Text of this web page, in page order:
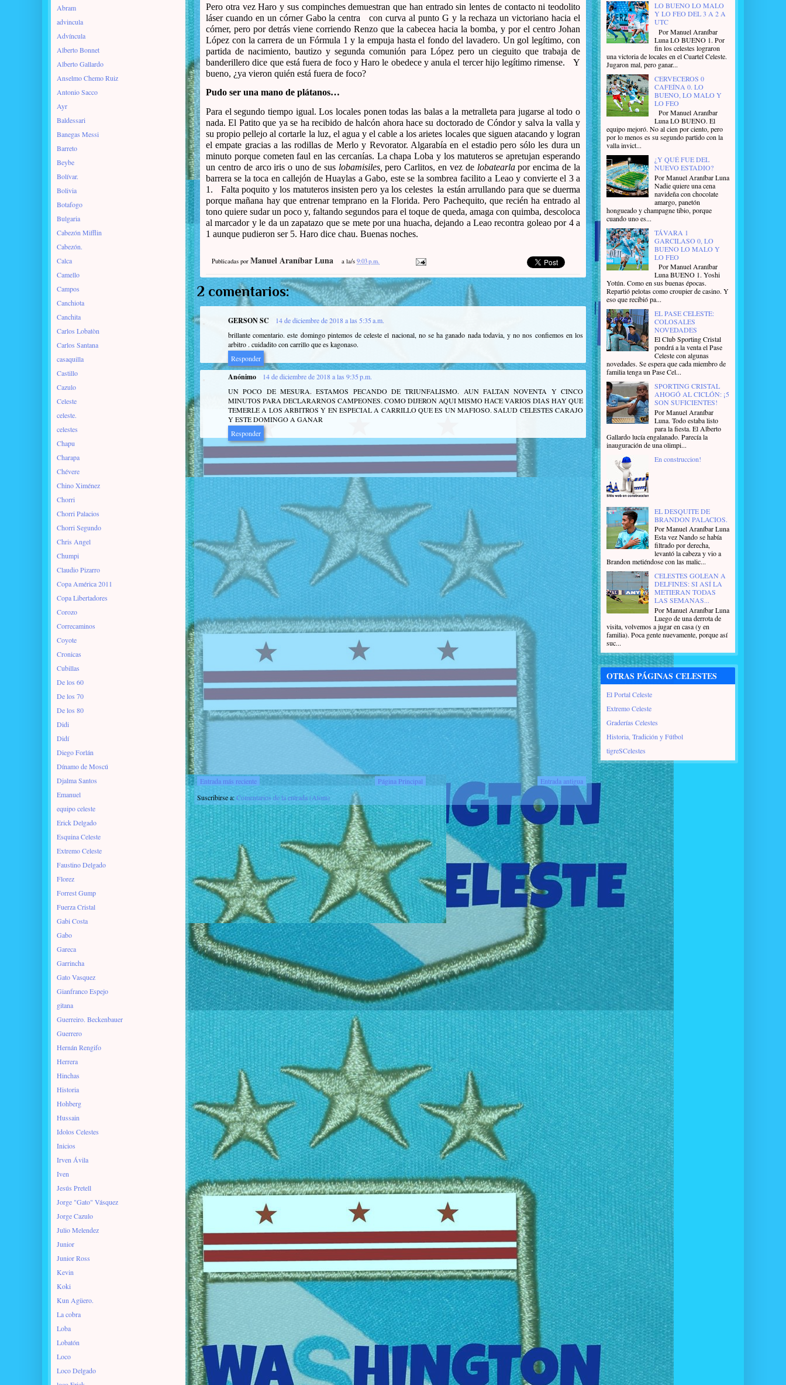
Pero otra vez Haro y sus compinches demuestran que han entrado sin lentes de contacto ni teodolito
láser cuando en un córner Gabo la centra
con curva al punto G y la rechaza un victoriano hacia el
córner, pero por detrás viene corriendo Renzo que la cabecea hacia la bomba, y por el centro Johan
López con la carrera de un Fórmula 1 y la empuja hasta el fondo del lavadero. Un gol legítimo, con
partida de nacimiento, bautizo y segunda comunión para López pero un cieguito que trabaja de
banderillero dice que está fuera de foco y Haro le obedece y anula el tercer hijo legítimo rimense.
Y
bueno, ¿ya vieron quién está fuera de foco?
Pudo ser una mano de plátanos…
Para el segundo tiempo igual. Los locales ponen todas las balas a la metralleta para jugarse al todo o
nada. El Patito que ya se ha recibido de halcón ahora hace su doctorado de Cóndor y salva la valla y
su propio pellejo al cortarle la luz, el agua y el cable a los arietes locales que siguen atacando y logran
el empate gracias a las rodillas de Merlo y Revorator. Algarabía en el estadio pero sólo les dura un
minuto porque cometen faul en las cercanías. La chapa Loba y los matuteros se apretujan esperando
un centro de arco iris o uno de sus lobamisiles, pero Carlitos, en vez de lobatearlapor encima de la
barrera se la toca en callejón de Huaylas a Gabo, este se la sombrea facilito a Leao y convierte el 3 a
1.
Falta poquito y los matuteros insisten pero ya los celestes la están arrullando para que se duerma
porque mañana hay que entrenar temprano en la Florida. Pero Pachequito, que recién ha entrado al
tono quiere sudar un poco y, faltando segundos para el toque de queda, amaga con quimba, descoloca
al marcador y le da un zapatazo que se mete por una huacha, dejando a Leao recontra goleao por 4 a
1 aunque pudieron ser 5. Haro dice chau. Buenas noches.
Publicadas por Manuel Araníbar Luna a la/s 9:03 p.m.
2 comentarios:
GERSON SC
14 de diciembre de 2018 a las 5:35 a.m.
brillante comentario. este domingo pintemos de celeste el nacional, no se ha ganado nada todavia, y no nos confiemos en los
arbitro . cuidadito con carrillo que es kagonaso.
Responder
Anónimo
14 de diciembre de 2018 a las 9:35 p.m.
UN POCO DE MESURA. ESTAMOS PECANDO DE TRIUNFALISMO. AUN FALTAN NOVENTA Y CINCO
MINUTOS PARA DECLARARNOS CAMPEONES. COMO DIJERON AQUI MISMO HACE VARIOS DIAS HAY QUE
TEMERLE A LOS ARBITROS Y EN ESPECIAL A CARRILLO QUE ES UN MAFIOSO. SALUD CELESTES CARAJO
Y ESTE DOMINGO A GANAR
Responder
Entrada más reciente Entrada antigua
Página Principal
Suscribirse a:Comentarios de la entrada (Atom)
Abram
advincula
Advíncula
Alberto Bonnet
Alberto Gallardo
Anselmo Chemo Ruiz
Antonio Sacco
Ayr
Baldessari
Banegas Messi
Barreto
Beybe
Bolívar.
Bolivia
Botafogo
Bulgaria
Cabezón Mifflin
Cabezón.
Calca
Camello
Campos
Canchiota
Canchita
Carlos Lobatòn
Carlos Santana
casaquilla
Castillo
Cazulo
Celeste
celeste.
celestes
Chapu
Charapa
Chévere
Chino Ximénez
Chorri
Chorri Palacios
Chorri Segundo
Chris Angel
Chumpi
Claudio Pizarro
Copa América 2011
Copa Libertadores
Corozo
Correcaminos
Coyote
Cronicas
Cubillas
De los 60
De los 70
De los 80
Didi
Didí
Diego Forlán
Dínamo de Moscú
Djalma Santos
Emanuel
equipo celeste
Erick Delgado
Esquina Celeste
Extremo Celeste
Faustino Delgado
Florez
Forrest Gump
Fuerza Cristal
Gabi Costa
Gabo
Gareca
Garrincha
Gato Vasquez
Gianfranco Espejo
gitana
Guerreiro. Beckenbauer
Guerrero
Hernán Rengifo
Herrera
Hinchas
Historia
Hohberg
Hussain
Idolos Celestes
Inicios
Irven Ávila
Iven
Jesús Pretell
Jorge "Gato" Vásquez
Jorge Cazulo
Julio Melendez
Junior
Junior Ross
Kevin
Koki
Kun Agüero.
La cobra
Loba
Lobatón
Loco
Loco Delgado
LO BUENO LO MALO
Y LO FEO DEL 3 A 2 A
UTC
Por Manuel Araníbar
Luna LO BUENO 1. Por
fin los celestes lograron
una victoria de locales en el Cuartel Celeste.
Jugaron mal, pero ganar...
CERVECEROS 0
CAFEÍNA 0. LO
BUENO, LO MALO Y
LO FEO
Por Manuel Araníbar
Luna LO BUENO. El
equipo mejoró. No al cien por ciento, pero
por lo menos es su segundo partido con la
valla invict...
¿Y QUÉ FUE DEL
NUEVO ESTADIO?
Por Manuel Araníbar Luna
Nadie quiere una cena
navideña con chocolate
amargo, panetón
hongueado y champagne tibio, porque
cuando uno es...
TÁVARA 1
GARCILASO 0, LO
BUENO LO MALO Y
LO FEO
Por Manuel Araníbar
Luna BUENO 1. Yoshi
Yotún. Como en sus buenas épocas.
Repartió pelotas como croupier de casino. Y
eso que recibió pa...
EL PASE CELESTE:
COLOSALES
NOVEDADES
El Club Sporting Cristal
pondrá a la venta el Pase
Celeste con algunas
novedades. Se espera que cada miembro de
familia tenga un Pase Cel...
SPORTING CRISTAL
AHOGÓ AL CICLÓN: ¡5
SON SUFICIENTES!
Por Manuel Araníbar
Luna. Todo estaba listo
para la fiesta. El Alberto
Gallardo lucía engalanado. Parecía la
inauguración de una olimpi...
En construccion!
EL DESQUITE DE
BRANDON PALACIOS.
Por Manuel Araníbar Luna
Esta vez Nando se había
filtrado por derecha,
levantó la cabeza y vio a
Brandon metiéndose con las malic...
CELESTES GOLEAN A
DELFINES: SI ASÍ LA
METIERAN TODAS
LAS SEMANAS...
Por Manuel Araníbar Luna
Luego de una derrota de
visita, volvemos a jugar en casa (y en
familia). Poca gente nuevamente, porque así
suc...
OTRAS PÁGINAS CELESTES
El Portal Celeste
Extremo Celeste
Graderías Celestes
Historia, Tradición y Fútbol
tigreSCelestes